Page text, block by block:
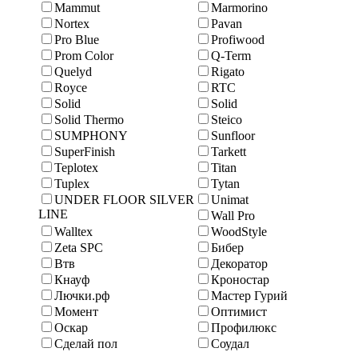
Mammut
Marmоrino
Nortex
Pavan
Pro Blue
Profiwood
Prom Color
Q-Term
Quelyd
Rigato
Royce
RTC
Solid
Solid
Solid Thermo
Steico
SUMPHONY
Sunfloor
SuperFinish
Tarkett
Teplotex
Titan
Tuplex
Tytan
UNDER FLOOR SILVER
LINE
Unimat
Wall Pro
Walltex
WoodStyle
Zeta SPC
Бибер
Втв
Декоратор
Кнауф
Кроностар
Лючки.рф
Мастер Гурий
Момент
Оптимист
Оскар
Профилюкс
Сделай пол
Соудал